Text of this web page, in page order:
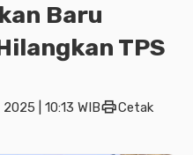
Baru
TPS
| 10:13 WIBprintCetak